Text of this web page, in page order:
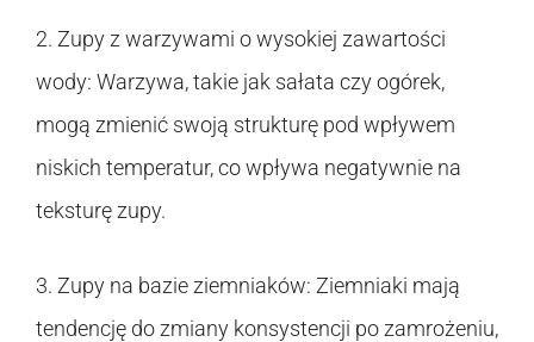
2. Zupy z warzywami o wysokiej zawartości
wody: Warzywa, takie jak sałata czy ogórek,
mogą zmienić swoją strukturę pod wpływem
niskich temperatur, co wpływa negatywnie na
teksturę zupy.
3. Zupy na bazie ziemniaków: Ziemniaki mają
tendencję do zmiany konsystencji po zamrożeniu,